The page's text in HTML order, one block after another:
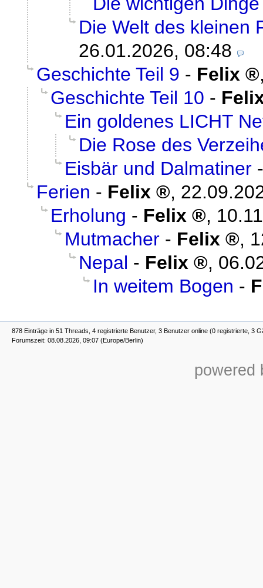
Die Welt des kleinen
26.01.2026, 08:48
Geschichte Teil 9 - Felix
Geschichte Teil 10 -
Ein goldenes LICHT
Die Rose des
Eisbär und Dalmatiner
Ferien - Felix ,
Erholung - Felix ,
Mutmacher - Felix ,
Nepal - Felix ,
In weitem Bogen -
878 Einträge in 51 Threads, 4 registrierte Benutzer, 3 Benutzer online (0 registrierte, 3
Forumszeit: 08.08.2026, 09:07 (Europe/Berlin)
powered